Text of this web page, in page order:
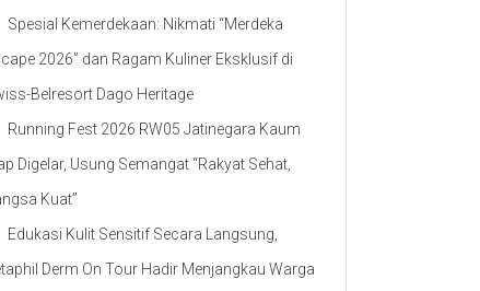
Spesial Kemerdekaan: Nikmati “Merdeka
2026” dan Ragam Kuliner Eksklusif di
Belresort Dago Heritage
Running Fest 2026 RW05 Jatinegara Kaum
Digelar, Usung Semangat “Rakyat Sehat,
Kuat”
Edukasi Kulit Sensitif Secara Langsung,
Derm On Tour Hadir Menjangkau Warga